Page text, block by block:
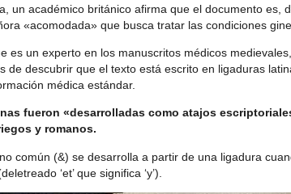
un académico británico afirma que el documento es,
«acomodada» que busca tratar las condiciones
es un experto en los manuscritos médicos
de descubrir que el texto está escrito en ligaduras
médica estándar.
fueron «desarrolladas como atajos
y romanos.
común (&) se desarrolla a partir de una ligadura
‘et’ que significa ‘y’).